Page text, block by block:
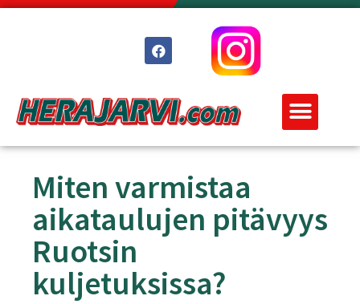
Miten varmistaa
aikataulujen pitävyys
Ruotsin
kuljetuksissa?